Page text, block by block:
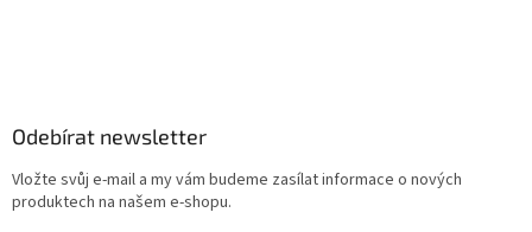
Odebírat newsletter
Vložte svůj e-mail a my vám budeme zasílat informace o nových
produktech na našem e-shopu.